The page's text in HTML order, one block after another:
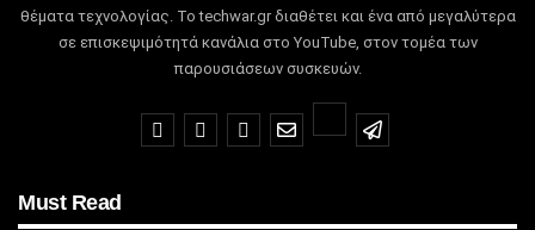
θέματα τεχνολογίας. Το techwar.gr διαθέτει και ένα από μεγαλύτερα
σε επισκεψιμότητά κανάλια στο YouTube, στον τομέα των
παρουσιάσεων συσκευών.
Must Read